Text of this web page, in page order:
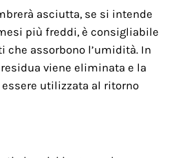
asciutta, se si intende
più freddi, è consigliabile
che assorbono l’umidità. In
viene eliminata e la
utilizzata al ritorno